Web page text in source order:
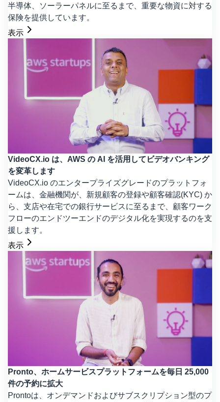
半導体、ソーラーパネルに至るまで、重要な物資に対する
保険を提供しています。
表示
VideoCX.io は、AWS の AI を活用してビデオバンキング
を変革します
VideoCX.io のエンタープライズグレードのプラットフォ
ームは、金融機関が、新規顧客の登録や顧客確認(KYC) か
ら、支店や在宅での銀行サービスに至るまで、顧客ワーク
フローのエンドツーエンドのデジタル化を実現するのを支
援します。
表示
Pronto、ホームサービスプラットフォームを毎日 25,000
件の予約に拡大
Prontoは、オンデマンドおよびサブスクリプション型のプ